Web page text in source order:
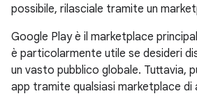
possibile, rilasciale tramite un
Google Play è il marketplace
è particolarmente utile se desideri
un vasto pubblico globale. Tuttavia,
app tramite qualsiasi marketplace di